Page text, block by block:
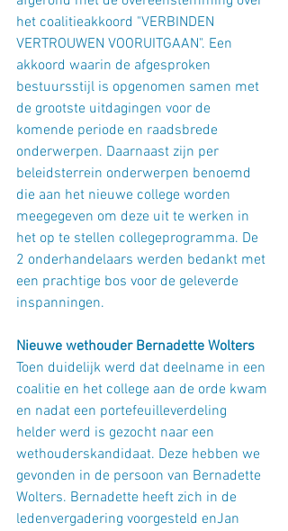
het coalitieakkoord "VERBINDEN
VERTROUWEN VOORUITGAAN". Een
akkoord waarin de afgesproken
bestuursstijl is opgenomen samen met
de grootste uitdagingen voor de
komende periode en raadsbrede
onderwerpen. Daarnaast zijn per
beleidsterrein onderwerpen benoemd
die aan het nieuwe college worden
meegegeven om deze uit te werken in
het op te stellen collegeprogramma. De
2 onderhandelaars werden bedankt met
een prachtige bos voor de geleverde
inspanningen.
Nieuwe wethouder Bernadette Wolters
Toen duidelijk werd dat deelname in een
coalitie en het college aan de orde kwam
en nadat een portefeuilleverdeling
helder werd is gezocht naar een
wethouderskandidaat. Deze hebben we
gevonden in de persoon van Bernadette
Wolters. Bernadette heeft zich in de
ledenvergadering voorgesteld enJan